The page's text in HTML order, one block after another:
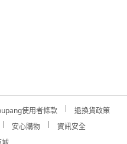
使用者條款
退換貨政策
安心購物
資訊安全